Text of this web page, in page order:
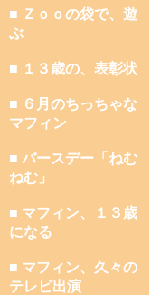
■ Ｚｏｏの袋で、遊
ぶ
■ １３歳の、表彰状
■ ６月のちっちゃな
マフィン
■ バースデー「ねむ
ねむ」
■ マフィン、１３歳
になる
■ マフィン、久々の
テレビ出演